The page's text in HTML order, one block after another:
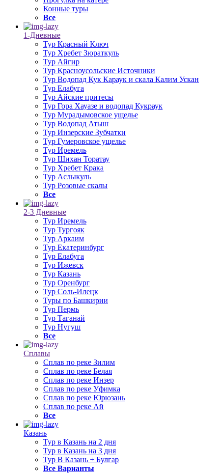
Конные туры
Все
1-Дневные
Тур Красный Ключ
Тур Хребет Зюраткуль
Тур Айгир
Тур Красноусольские Источники
Тур Водопад Кук Караук и скала Калим Ускан
Тур Елабуга
Тур Айские притесы
Тур Гора Хауазе и водопад Кукраук
Тур Мурадымовское ущелье
Тур Водопад Атыш
Тур Инзерские Зубчатки
Тур Гумеровское ущелье
Тур Иремель
Тур Шихан Торатау
Тур Хребет Крака
Тур Аслыкуль
Тур Розовые скалы
Все
2-3 Дневные
Тур Иремель
Тур Тургояк
Тур Аркаим
Тур Екатеринбург
Тур Елабуга
Тур Ижевск
Тур Казань
Тур Оренбург
Тур Соль-Илецк
Туры по Башкирии
Тур Пермь
Тур Таганай
Тур Нугуш
Все
Сплавы
Сплав по реке Зилим
Сплав по реке Белая
Сплав по реке Инзер
Сплав по реке Уфимка
Сплав по реке Юрюзань
Сплав по реке Ай
Все
Казань
Тур в Казань на 2 дня
Тур в Казань на 3 дня
Тур В Казань + Булгар
Все Варианты